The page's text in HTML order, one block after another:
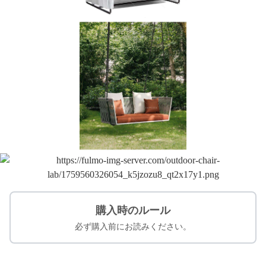
購入時のルール
必ず購入前にお読みください。